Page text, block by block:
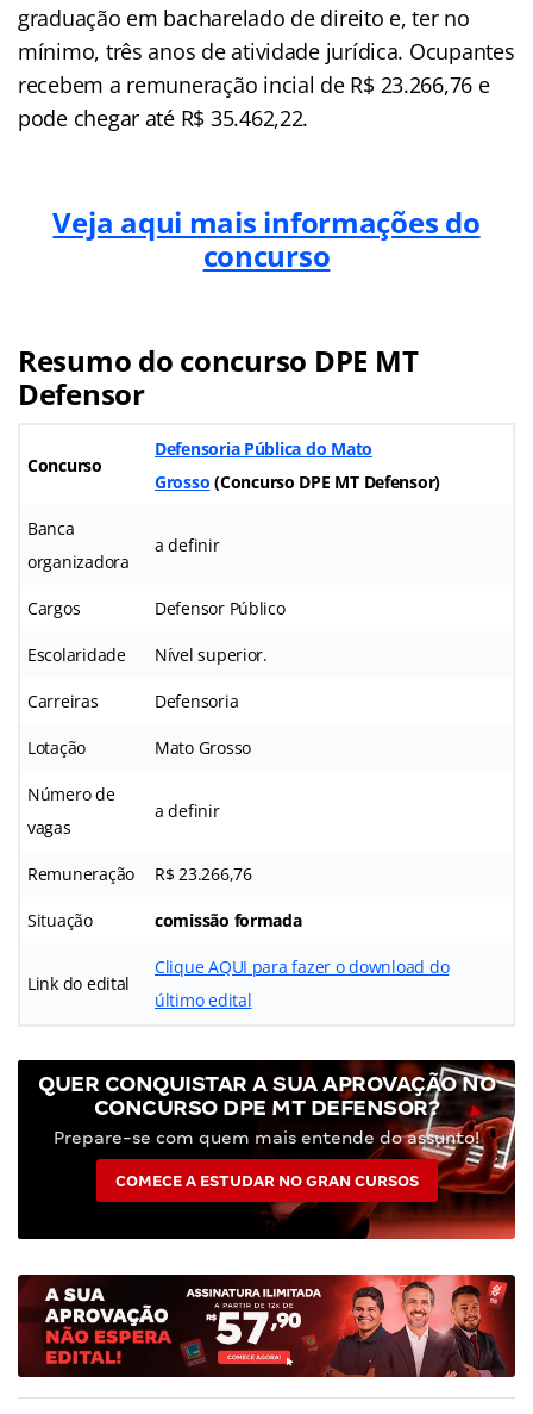
graduação em bacharelado de direito e, ter no
mínimo, três anos de atividade jurídica. Ocupantes
recebem a remuneração incial de R$ 23.266,76 e
pode chegar até R$ 35.462,22.
Veja aqui mais informações do
concurso
Resumo do concurso DPE MT
Defensor
Concurso
Defensoria Pública do Mato
Grosso (Concurso DPE MT Defensor)
Banca
organizadora
a definir
Cargos Defensor Público
Escolaridade Nível superior.
Carreiras Defensoria
Lotação Mato Grosso
Número de
vagas
a definir
Remuneração R$ 23.266,76
Situação comissão formada
Link do edital
Clique AQUI para fazer o download do
último edital
QUER CONQUISTAR A SUA APROVAÇÃO NO
CONCURSO DPE MT DEFENSOR?
Prepare-se com quem mais entende do assunto!
COMECE A ESTUDAR NO GRAN CURSOS